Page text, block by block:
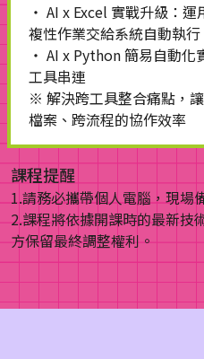
・ AI x Excel 實戰升級：
複性作業交給系統自動執行
・ AI x Python 簡易自動
工具串連
※ 解決跨工具整合痛點，
檔案、跨流程的協作效率
課程提醒
1.請務必攜帶個人電腦，現場
2.課程將依據開課時的最新技
方保留最終調整權利。